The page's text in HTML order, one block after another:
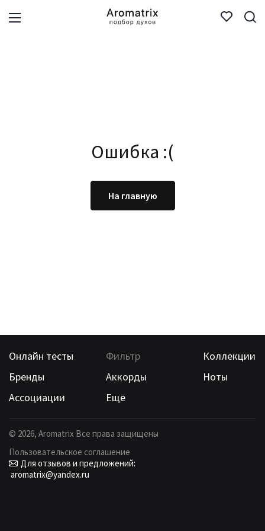
Ошибка :(
На главную
Онлайн тесты Фильтр
Коллекции
Бренды
Аккорды
Ноты
Ассоциации
Еще
© 2026, Aromatrix Все права защищены
Пользовательское соглашение
Для отзывов и предложений:
aromatrix@yandex.ru